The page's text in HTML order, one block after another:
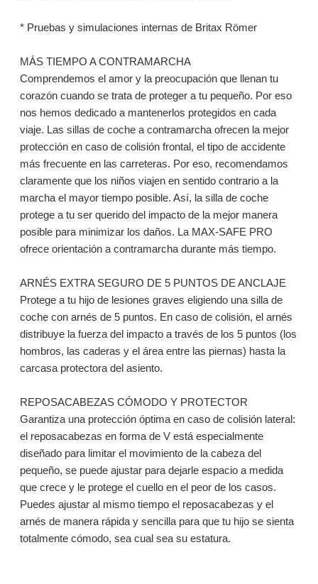
* Pruebas y simulaciones internas de Britax Römer
MÁS TIEMPO A CONTRAMARCHA
Comprendemos el amor y la preocupación que llenan tu
corazón cuando se trata de proteger a tu pequeño. Por eso
nos hemos dedicado a mantenerlos protegidos en cada
viaje. Las sillas de coche a contramarcha ofrecen la mejor
protección en caso de colisión frontal, el tipo de accidente
más frecuente en las carreteras. Por eso, recomendamos
claramente que los niños viajen en sentido contrario a la
marcha el mayor tiempo posible. Así, la silla de coche
protege a tu ser querido del impacto de la mejor manera
posible para minimizar los daños. La MAX-SAFE PRO
ofrece orientación a contramarcha durante más tiempo.
ARNÉS EXTRA SEGURO DE 5 PUNTOS DE ANCLAJE
Protege a tu hijo de lesiones graves eligiendo una silla de
coche con arnés de 5 puntos. En caso de colisión, el arnés
distribuye la fuerza del impacto a través de los 5 puntos (los
hombros, las caderas y el área entre las piernas) hasta la
carcasa protectora del asiento.
REPOSACABEZAS CÓMODO Y PROTECTOR
Garantiza una protección óptima en caso de colisión lateral:
el reposacabezas en forma de V está especialmente
diseñado para limitar el movimiento de la cabeza del
pequeño, se puede ajustar para dejarle espacio a medida
que crece y le protege el cuello en el peor de los casos.
Puedes ajustar al mismo tiempo el reposacabezas y el
arnés de manera rápida y sencilla para que tu hijo se sienta
totalmente cómodo, sea cual sea su estatura.